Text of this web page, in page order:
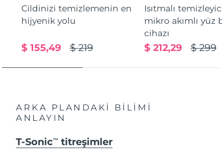
Cildinizi temizlemenin en
hijyenik yolu
$ 219
$ 155,49
Isıtmalı
mikro akımlı yüz
cihazı
$ 299
$ 212,29
ARKA PLANDAKİ BİLİMİ
ANLAYIN
T-SonicTM titreşimler